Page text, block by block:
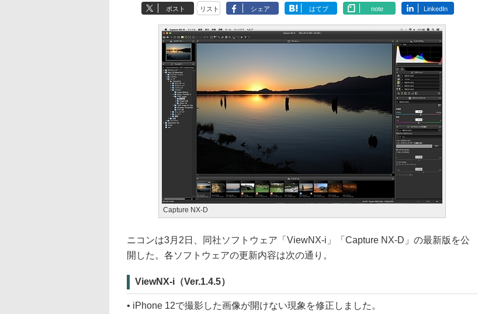
ポスト リスト シェア はてブ note LinkedIn
Capture NX-D
ニコンは3月2日、同社ソフトウェア「ViewNX-i」「Capture NX-D」の最新版を公
開した。各ソフトウェアの更新内容は次の通り。
ViewNX-i（Ver.1.4.5）
• iPhone 12で撮影した画像が開けない現象を修正しました。